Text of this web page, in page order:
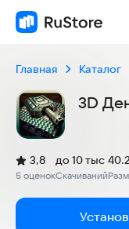
Главная Каталог
3D
Рейтинг:
3,8
(
5 оценок
)
Скачиваний
до 10 тыс